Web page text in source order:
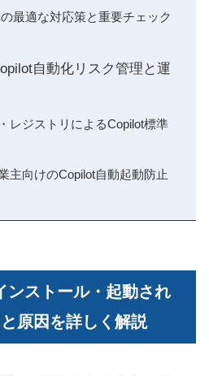
最適な対応策と重要チェック
自動化リスク管理と運
レジストリによるCopilot標準
主向けのCopilot自動起動防止
ストール・起動され
原因を詳しく解説